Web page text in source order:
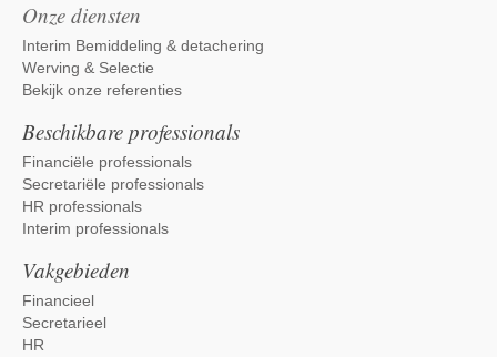
Onze diensten
Interim Bemiddeling & detachering
Werving & Selectie
Bekijk onze referenties
Beschikbare professionals
Financiële professionals
Secretariële professionals
HR professionals
Interim professionals
Vakgebieden
Financieel
Secretarieel
HR